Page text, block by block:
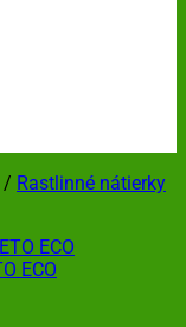
/ Rastlinné nátierky